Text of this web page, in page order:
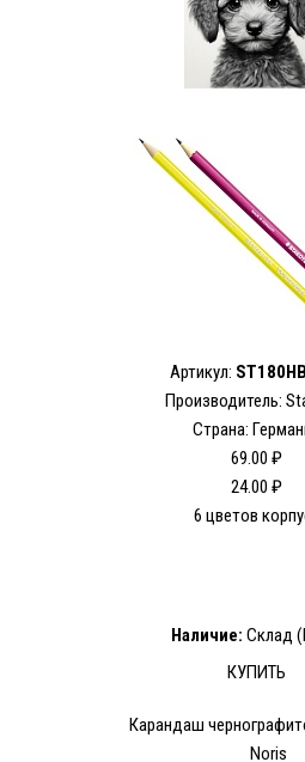
Артикул:
Производитель:
Страна:
69.00 ₽
24.00 ₽
6 цветов
Наличие: Склад
КУПИТЬ
Карандаш
Noris